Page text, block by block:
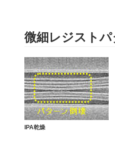
微細レジスト
IPA乾燥